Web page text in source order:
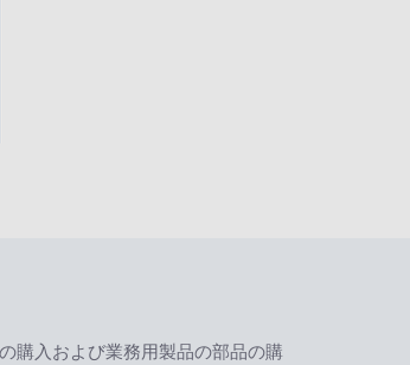
購入および業務用製品の部品の購